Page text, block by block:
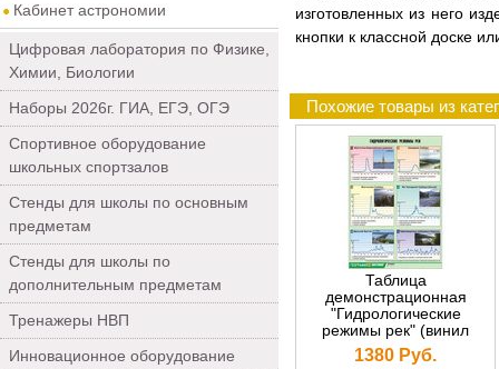
Кабинет астрономии
Цифровая лаборатория по Физике,
Химии, Биологии
Наборы 2026г. ГИА, ЕГЭ, ОГЭ
Спортивное оборудование
школьных спортзалов
Стенды для школы по основным
предметам
Стенды для школы по
дополнительным предметам
Тренажеры НВП
Инновационное оборудование
изготовленных из него
кнопки к классной доске
Похожие товары из
Таблица
демонстрационная
"Гидрологические
режимы рек" (винил
70х100)
1380 Руб.